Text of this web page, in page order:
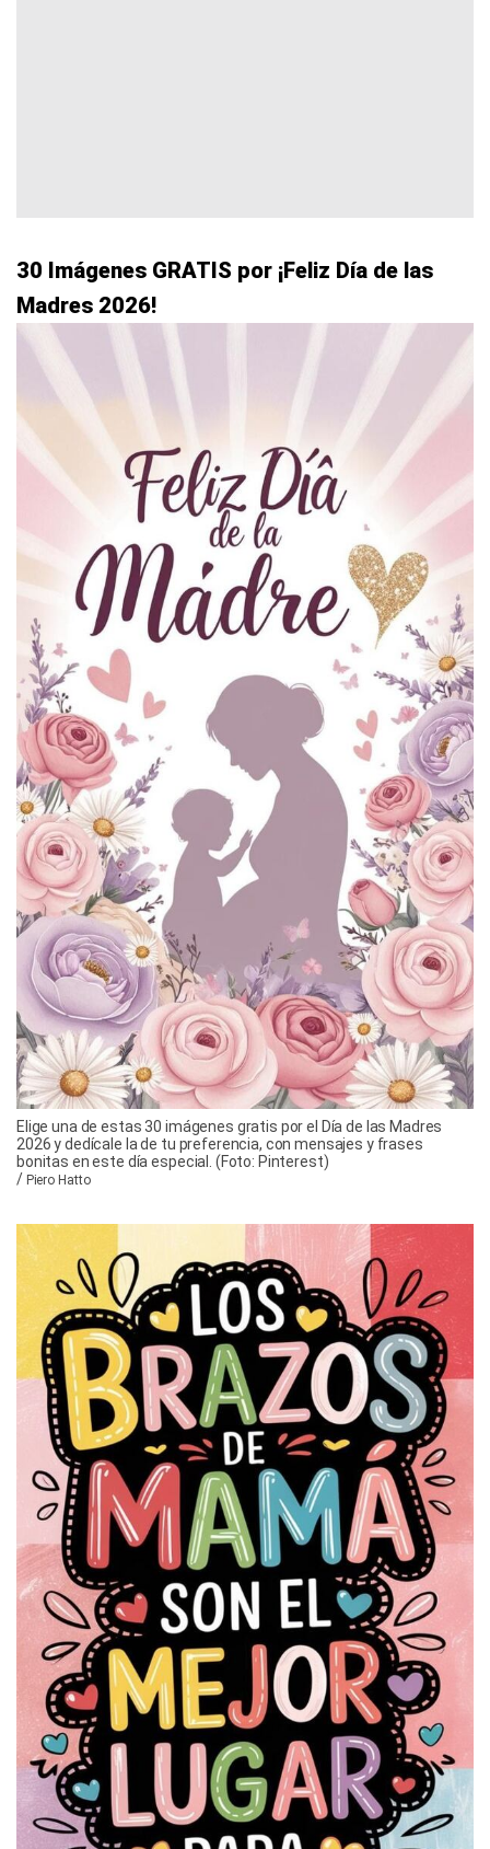
30 Imágenes GRATIS por ¡Feliz Día de las
Madres 2026!
Elige una de estas 30 imágenes gratis por el Día de las Madres
2026 y dedícale la de tu preferencia, con mensajes y frases
bonitas en este día especial. (Foto: Pinterest)
/ Piero Hatto